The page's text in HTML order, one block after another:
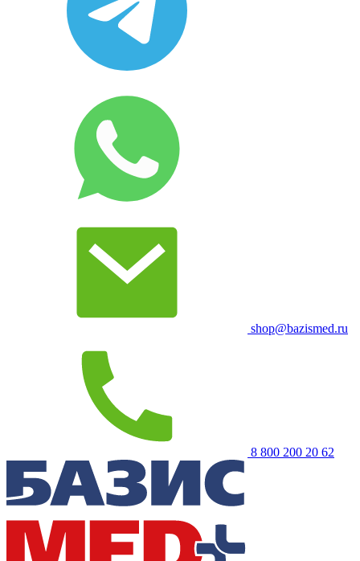
shop@bazismed.ru
8 800 200 20 62